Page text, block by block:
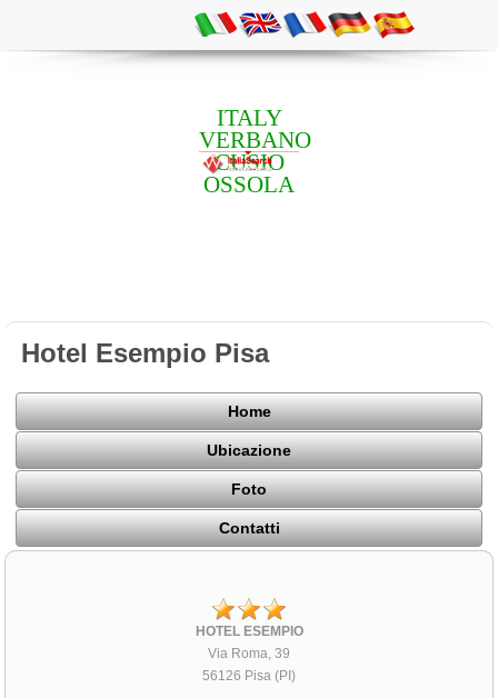
ITALY
VERBANO
CUSIO
OSSOLA
Hotel Esempio Pisa
Home
Ubicazione
Foto
Contatti
HOTEL ESEMPIO
Via Roma, 39
56126 Pisa (PI)